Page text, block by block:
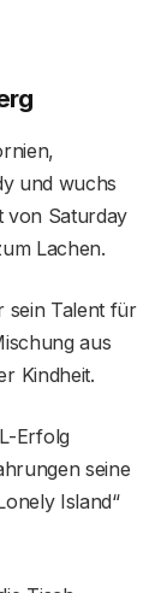
und wuchs
von Saturday
Lachen.
sein Talent für
aus
Kindheit.
Erfolg
seine
Island“